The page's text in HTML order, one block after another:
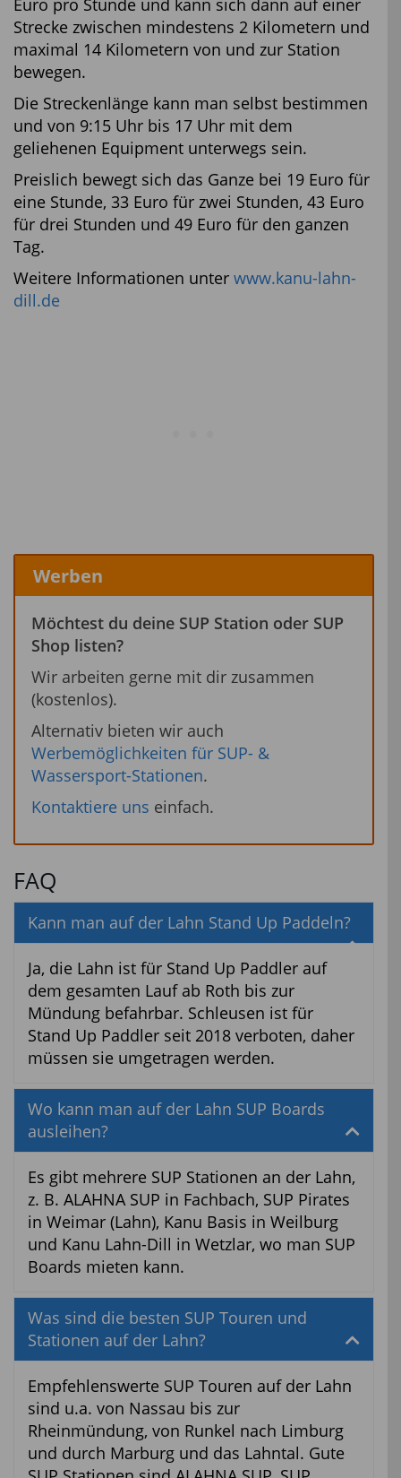
Euro pro Stunde und kann sich dann auf einer
Strecke zwischen mindestens 2 Kilometern und
maximal 14 Kilometern von und zur Station
bewegen.
Die Streckenlänge kann man selbst bestimmen
und von 9:15 Uhr bis 17 Uhr mit dem
geliehenen Equipment unterwegs sein.
Preislich bewegt sich das Ganze bei 19 Euro für
eine Stunde, 33 Euro für zwei Stunden, 43 Euro
für drei Stunden und 49 Euro für den ganzen
Tag.
Weitere Informationen unter www.kanu-lahn-
dill.de
Werben
Möchtest du deine SUP Station oder SUP
Shop listen?
Wir arbeiten gerne mit dir zusammen
(kostenlos).
Alternativ bieten wir auch
Werbemöglichkeiten für SUP- &
Wassersport-Stationen.
Kontaktiere uns einfach.
FAQ
Kann man auf der Lahn Stand Up Paddeln?
Ja, die Lahn ist für Stand Up Paddler auf
dem gesamten Lauf ab Roth bis zur
Mündung befahrbar. Schleusen ist für
Stand Up Paddler seit 2018 verboten, daher
müssen sie umgetragen werden.
Wo kann man auf der Lahn SUP Boards
ausleihen?
Es gibt mehrere SUP Stationen an der Lahn,
z. B. ALAHNA SUP in Fachbach, SUP Pirates
in Weimar (Lahn), Kanu Basis in Weilburg
und Kanu Lahn-Dill in Wetzlar, wo man SUP
Boards mieten kann.
Was sind die besten SUP Touren und
Stationen auf der Lahn?
Empfehlenswerte SUP Touren auf der Lahn
sind u.a. von Nassau bis zur
Rheinmündung, von Runkel nach Limburg
und durch Marburg und das Lahntal. Gute